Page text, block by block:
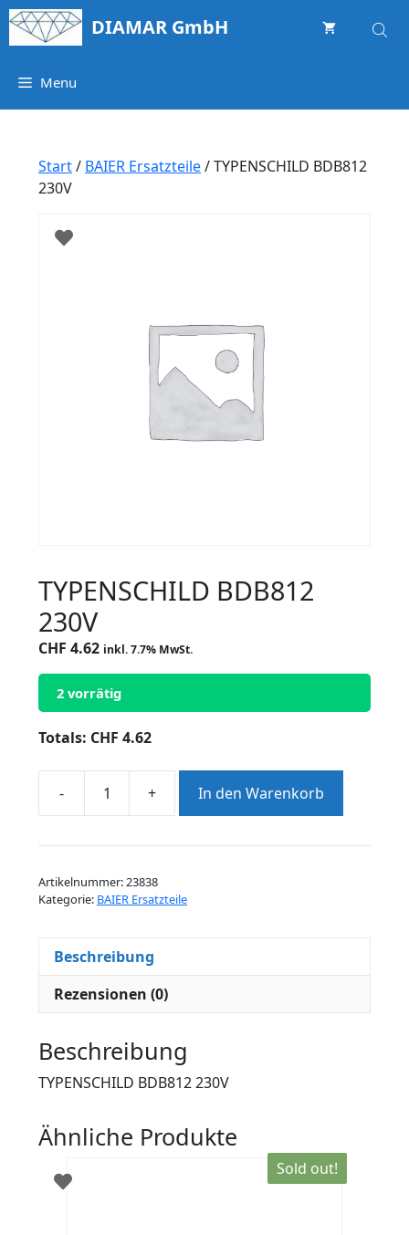
Springe
zum
DIAMAR GmbH
Menu
Start/ BAIER Ersatzteile/ TYPENSCHILD BDB812
230V
TYPENSCHILD BDB812
230V
CHF 4.62 inkl. 7.7% MwSt.
2 vorrätig
Totals: CHF 4.62
-
TYPENSCHILD
230V
+ In den Warenkorb
Artikelnummer:23838
Kategorie: BAIER Ersatzteile
Beschreibung
Rezensionen (0)
Beschreibung
TYPENSCHILD BDB812 230V
Ähnliche Produkte
Sold out!